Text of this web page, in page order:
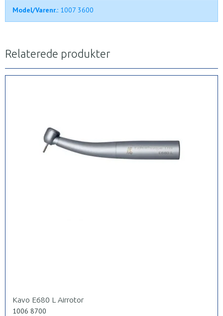
Model/Varenr.: 1007 3600
Relaterede produkter
Kavo E680 L Airrotor
1006 8700